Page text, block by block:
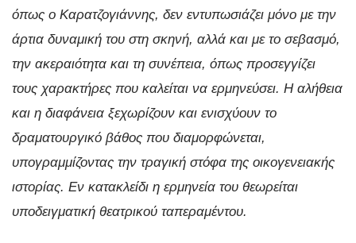
όπως ο Καρατζογιάννης, δεν εντυπωσιάζει μόνο με την
άρτια δυναμική του στη σκηνή, αλλά και με το σεβασμό,
την ακεραιότητα και τη συνέπεια, όπως προσεγγίζει
τους χαρακτήρες που καλείται να ερμηνεύσει. Η αλήθεια
και η διαφάνεια ξεχωρίζουν και ενισχύουν το
δραματουργικό βάθος που διαμορφώνεται,
υπογραμμίζοντας την τραγική στόφα της οικογενειακής
ιστορίας. Εν κατακλείδι η ερμηνεία του θεωρείται
υποδειγματική θεατρικού ταπεραμέντου.